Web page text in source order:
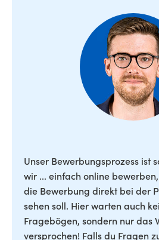
Unser Bewerbungsprozess ist
wir ... einfach online
die Bewerbung direkt bei der
sehen soll. Hier warten auch
Fragebögen, sondern nur das
versprochen! Falls du Fragen